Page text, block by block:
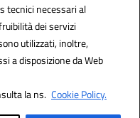
tecnici necessari al
dei servizi
utilizzati, inoltre,
a disposizione da Web
la ns. Cookie Policy.
Solution S.r.l.
Italia